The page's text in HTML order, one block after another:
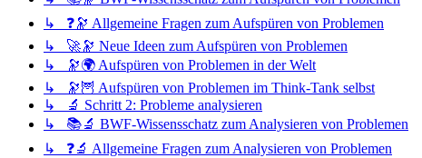
↳ ❓🔭 Allgemeine Fragen zum Aufspüren von Problemen
↳ 🚀🔭 Neue Ideen zum Aufspüren von Problemen
↳ 🔭🌍 Aufspüren von Problemen in der Welt
↳ 🔭🦉 Aufspüren von Problemen im Think-Tank selbst
↳ 🔬 Schritt 2: Probleme analysieren
↳ 📚🔬 BWF-Wissensschatz zum Analysieren von Problemen
↳ ❓🔬 Allgemeine Fragen zum Analysieren von Problemen